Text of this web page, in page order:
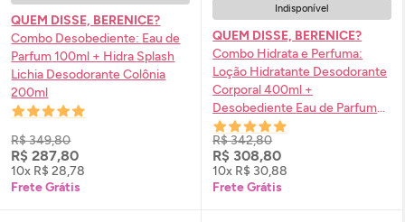
QUEM DISSE, BERENICE?
Combo Desobediente: Eau de
Parfum100ml + Hidra Splash
Lichia Desodorante Colônia
200ml
R$ 349,80
R$ 287,80
10x R$ 28,78
Frete Grátis
Indisponível
QUEM DISSE, BERENICE?
Combo Hidrata e Perfuma:
Loção Hidratante Desodorante
Corporal 400ml +
Desobediente Eau de Parfum
100ml
R$ 342,80
R$ 308,80
10x R$ 30,88
Frete Grátis